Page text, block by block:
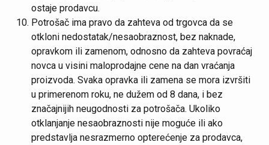
ostaje prodavcu.
Potrošač ima pravo da zahteva od trgovca da se
otkloni nedostatak/nesaobraznost, bez naknade,
opravkom ili zamenom, odnosno da zahteva povraćaj
novca u visini maloprodajne cene na dan vraćanja
proizvoda. Svaka opravka ili zamena se mora izvršiti
u primerenom roku, ne dužem od 8 dana, i bez
značajnijih neugodnosti za potrošača. Ukoliko
otklanjanje nesaobraznosti nije moguće ili ako
predstavlja nesrazmerno opterećenje za prodavca,